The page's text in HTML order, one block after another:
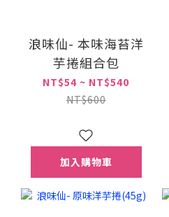
浪味仙- 本味海苔洋
芋捲組合包
NT$54 ~ NT$540
NT$600
加入購物車